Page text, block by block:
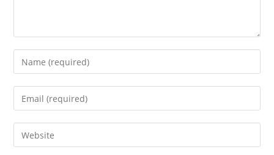
Enter
your
name
comment
Enter
your
email
address
Enter
your